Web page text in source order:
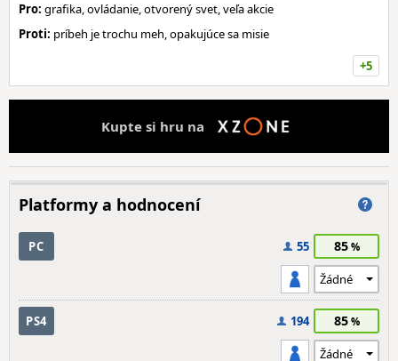
Pro: grafika, ovládanie, otvorený svet, veľa akcie
Proti: príbeh je trochu meh, opakujúce sa misie
+5
Kupte si hru na
Platformy a hodnocení
PC 55 85
PS4 194 85